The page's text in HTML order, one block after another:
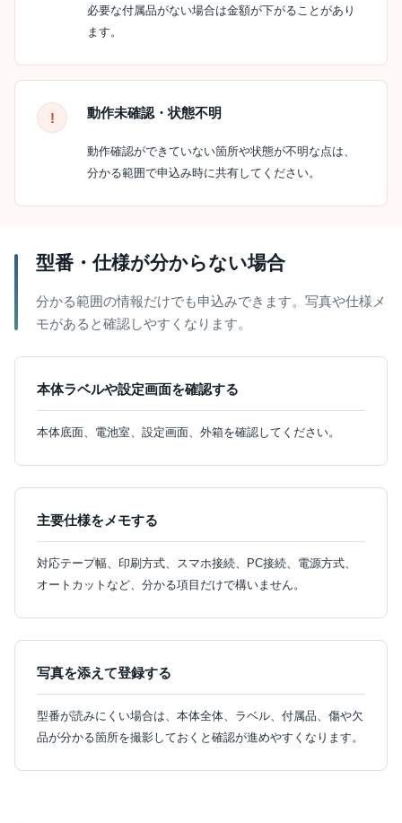
必要な付属品がない場合は金額が下がることがあり
ます。
動作未確認・状態不明
動作確認ができていない箇所や状態が不明な点は、
分かる範囲で申込み時に共有してください。
型番・仕様が分からない場合
分かる範囲の情報だけでも申込みできます。写真や仕様メ
モがあると確認しやすくなります。
本体ラベルや設定画面を確認する
本体底面、電池室、設定画面、外箱を確認してください。
主要仕様をメモする
対応テープ幅、印刷方式、スマホ接続、PC接続、電源方式、
オートカットなど、分かる項目だけで構いません。
写真を添えて登録する
型番が読みにくい場合は、本体全体、ラベル、付属品、傷や欠
品が分かる箇所を撮影しておくと確認が進めやすくなります。